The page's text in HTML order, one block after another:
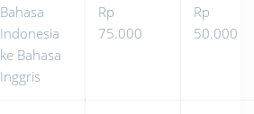
Bahasa
Indonesia
ke Bahasa
Inggris
Rp
75.000
Rp
50.000